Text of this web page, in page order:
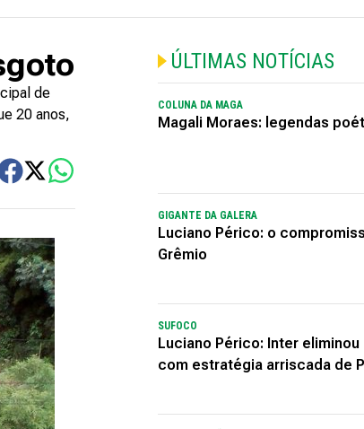
de
20 anos,
ÚLTIMAS NOTÍCIAS
COLUNA DA MAGA
Magali Moraes: legendas
GIGANTE DA GALERA
Luciano Périco: o
Grêmio
SUFOCO
Luciano Périco: Inter eliminou
com estratégia arriscada de